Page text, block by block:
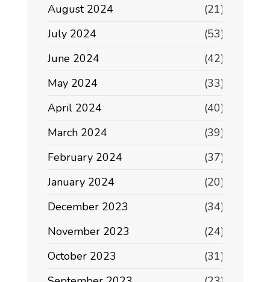
August 2024
(21)
July 2024
(53)
June 2024
(42)
May 2024
(33)
April 2024
(40)
March 2024
(39)
February 2024
(37)
January 2024
(20)
December 2023
(34)
November 2023
(24)
October 2023
(31)